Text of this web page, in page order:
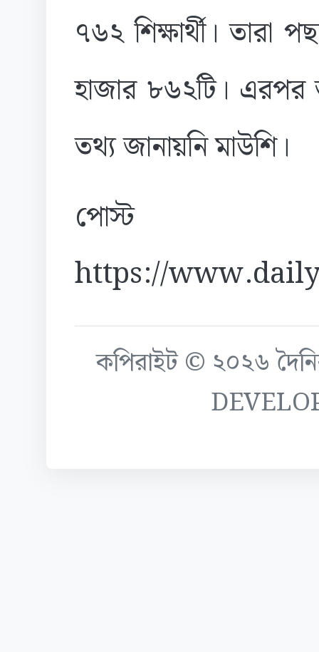
৭৬২ শিক্ষার্থী।
হাজার ৮৬২টি।
তথ্য জানায়নি মাউশি।
https://
কপিরাইট © ২০২৬